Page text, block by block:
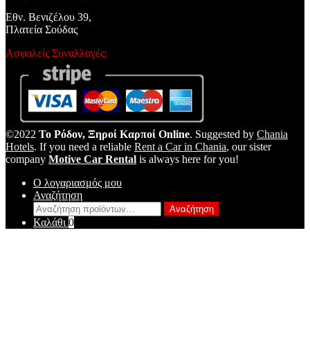
Εθν. Βενιζέλου 39,
Πλατεία Σούδας
Ασφαλείς Συναλλαγές:
©2022 Το Ρόδον, Ξηροί Καρποί Online. Suggested by Chania
Hotels. If you need a reliable Rent a Car in Chania, our sister
company Motive Car Rental is always here for you!
Ο λογαριασμός μου
Αναζήτηση
Αναζήτηση
για:
Αναζήτηση
Καλάθι 0